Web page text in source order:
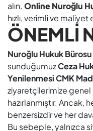
alın. Online Nuroğlu
hızlı, verimli ve
ÖNEMLİ
Nuroğlu Hukuk Bürosu
sunduğumuzCeza
Yenilenmesi CMK
ziyaretçilerimize genel
hazırlanmıştır.
benzersizdir ve her
Bu sebeple, yalnızca